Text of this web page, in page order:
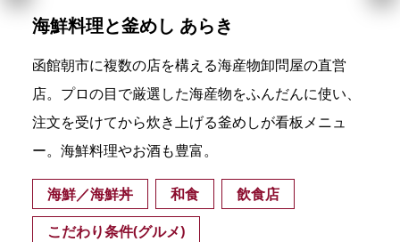
海鮮料理と釜めし あらき
函館朝市に複数の店を構える海産物卸問屋の直営
店。プロの目で厳選した海産物をふんだんに使い、
注文を受けてから炊き上げる釜めしが看板メニュ
ー。海鮮料理やお酒も豊富。
海鮮／海鮮丼 和食
飲食店
こだわり条件(グルメ)